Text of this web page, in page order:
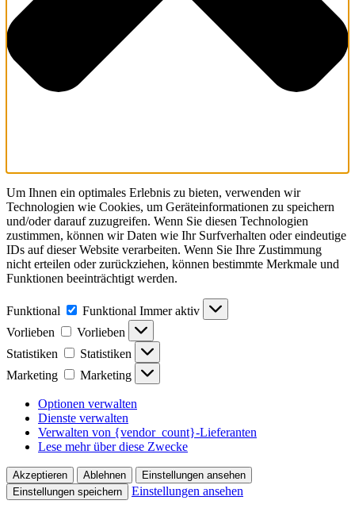
Um Ihnen ein optimales Erlebnis zu bieten, verwenden wir
Technologien wie Cookies, um Geräteinformationen zu speichern
und/oder darauf zuzugreifen. Wenn Sie diesen Technologien
zustimmen, können wir Daten wie Ihr Surfverhalten oder eindeutige
IDs auf dieser Website verarbeiten. Wenn Sie Ihre Zustimmung
nicht erteilen oder zurückziehen, können bestimmte Merkmale und
Funktionen beeinträchtigt werden.
Funktional Funktional Immer aktiv
Vorlieben
Vorlieben
Statistiken
Statistiken
Marketing
Marketing
Optionen verwalten
Dienste verwalten
Verwalten von {vendor_count}-Lieferanten
Lese mehr über diese Zwecke
Akzeptieren Ablehnen
Einstellungen ansehen
Einstellungen speichern
Einstellungen ansehen